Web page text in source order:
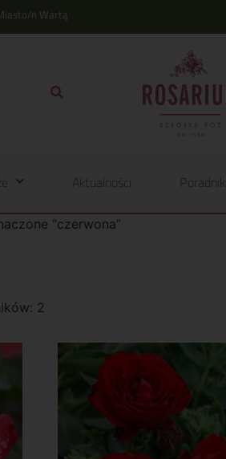
n Wartą
Aktualności Poradniki
“czerwona”
2